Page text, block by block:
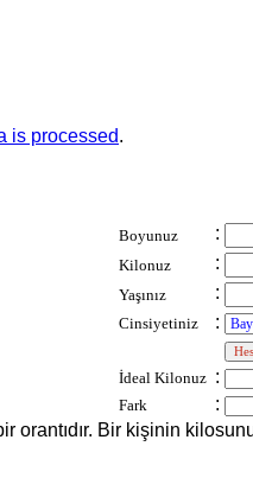
is processed.
Boyunuz :
Kilonuz :
Yaşınız :
Cinsiyetiniz
:
İdeal Kilonuz :
Fark :
Bir kişinin